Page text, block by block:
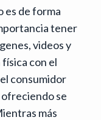
es de forma
tener
videos y
con el
consumidor
ofreciendo se
más